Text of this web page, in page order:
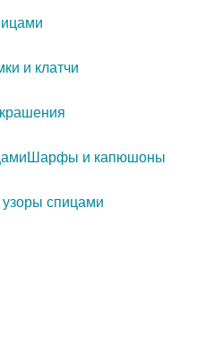
и клатчи
Шарфы и капюшоны
спицами